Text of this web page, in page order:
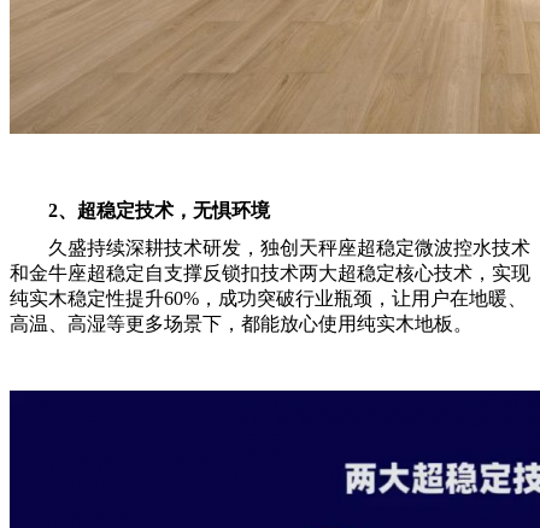
2、超稳定技术，无惧环境
久盛持续深耕技术研发，独创天秤座超稳定微波控水技术
和金牛座超稳定自支撑反锁扣技术两大超稳定核心技术，实现
纯实木稳定性提升60%，成功突破行业瓶颈，让用户在地暖、
高温、高湿等更多场景下，都能放心使用纯实木地板。